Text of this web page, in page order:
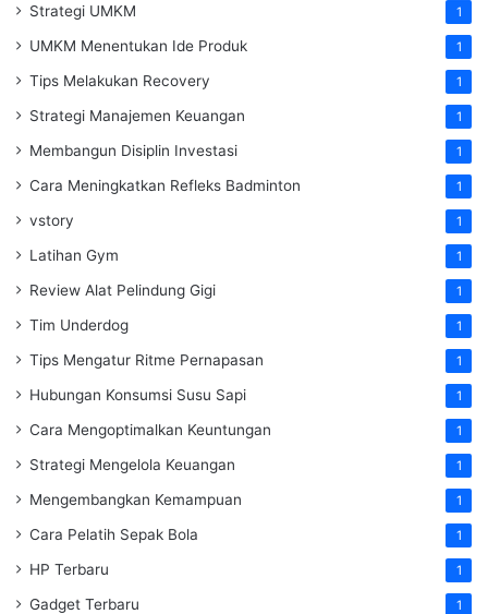
Strategi UMKM 1
UMKM Menentukan Ide Produk 1
Tips Melakukan Recovery 1
Strategi Manajemen Keuangan 1
Membangun Disiplin Investasi 1
Cara Meningkatkan Refleks Badminton 1
vstory 1
Latihan Gym 1
Review Alat Pelindung Gigi 1
Tim Underdog 1
Tips Mengatur Ritme Pernapasan 1
Hubungan Konsumsi Susu Sapi 1
Cara Mengoptimalkan Keuntungan 1
Strategi Mengelola Keuangan 1
Mengembangkan Kemampuan 1
Cara Pelatih Sepak Bola 1
HP Terbaru 1
Gadget Terbaru 1